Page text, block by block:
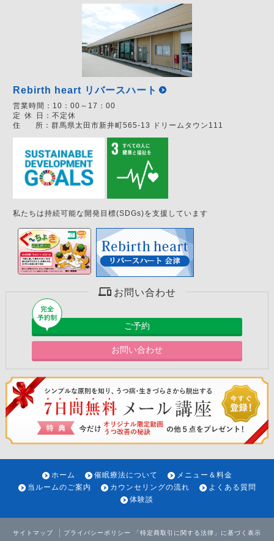
Rebirth heart リバースハート
営業時間： 10：00～17：00
定 休 日： 不定休
住
所： 群馬県太田市新井町565-13 ドリームタウン111
私たちは持続可能な開発目標(SDGs)を支援しています
お問い合わせ
ご予約
お問い合わせ
ホーム 催眠療法について
メニュー＆料金
当ルームのご案内
カウンセリングの流れ
よくある質問
体験談
サイトマップ プライバシーポリシー 「特定商取引に関する法律」に基づく表示